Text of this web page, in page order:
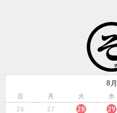
8月
日 月 火 水
26 27 28 29